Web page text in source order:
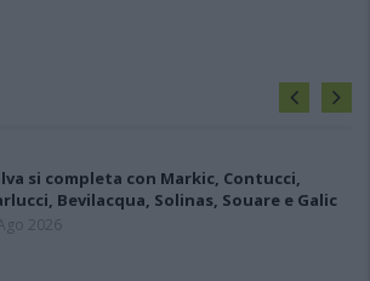
si completa con Markic, Contucci,
Bevilacqua, Solinas, Souare e Galic
2026